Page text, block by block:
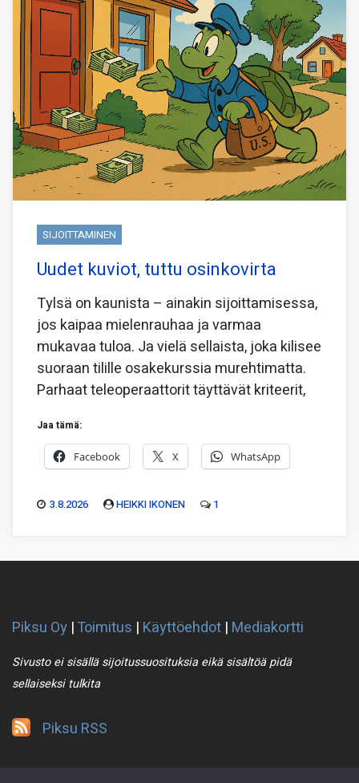
SIJOITTAMINEN
Uudet kuviot, tuttu osinkovirta
Tylsä on kaunista – ainakin sijoittamisessa,
jos kaipaa mielenrauhaa ja varmaa
mukavaa tuloa. Ja vielä sellaista, joka kilisee
suoraan tilille osakekurssia murehtimatta.
Parhaat teleoperaattorit täyttävät kriteerit,
Jaa tämä:
Facebook X WhatsApp
3.8.2026 HEIKKI IKONEN 1
Piksu Oy |Toimitus | Käyttöehdot | Mediakortti
Sivusto ei sisällä sijoitussuosituksia eikä sisältöä pidä
sellaiseksi tulkita
Piksu RSS